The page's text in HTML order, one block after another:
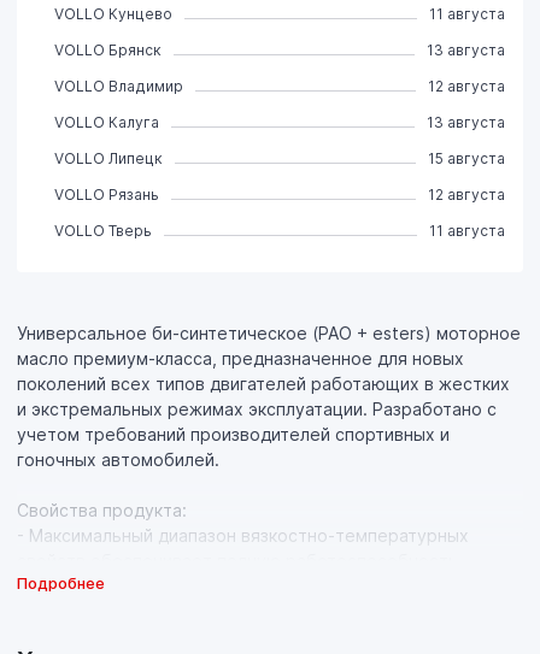
Универсальное би-синтетическое (PAO + esters) моторное
масло премиум-класса, предназначенное для новых
поколений всех типов двигателей работающих в жестких
и экстремальных режимах эксплуатации. Разработано с
учетом требований производителей спортивных и
гоночных автомобилей.
Свойства продукта:
- Максимальный диапазон вязкостно-температурных
двигателя при очень высоких термических нагрузках,
Подробнее
VOLLO Кунцево
11 августа
VOLLO Брянск
13 августа
VOLLO Владимир
12 августа
VOLLO Калуга
13 августа
VOLLO Липецк
15 августа
VOLLO Рязань
12 августа
VOLLO Тверь
11 августа